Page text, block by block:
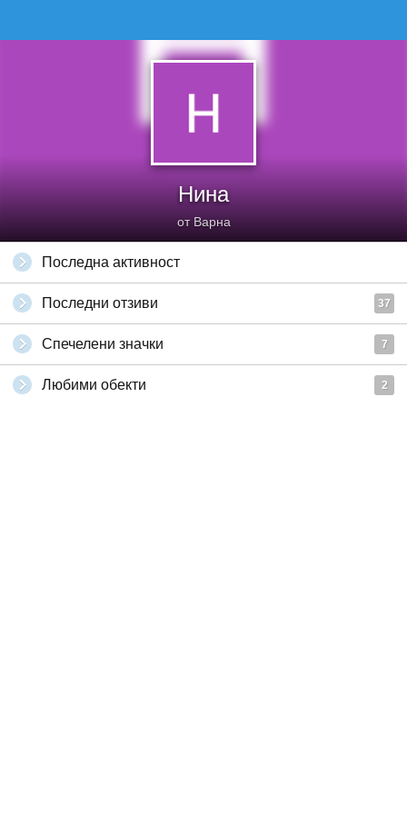
Нина
от Варна
Последна активност
Последни отзиви 37
Спечелени значки 7
Любими обекти 2